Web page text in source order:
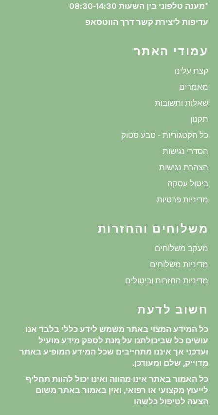
*מענה טלפוני בין השעות 08:30-14:30
עדיפות ליצירת קשר דרך הווטסאפ
עמודי האתר
קצת עלינו
מאמרים
שאלות ותשובות
תקנון
כל הקטגוריות - טבע סטוק
הסדרי נגישות
הצהרת נגישות
ביטול עסקה
מדיניות פרטיות
משלוחים והחזרות
מעקב משלוחים
מדיניות משלוחים
מדיניות החזרות וביטולים
חשוב לדעת
כל המידע המצוי באתר משמש לידע כללי בלבד אנו
עושים כל שביכולתנו על מנת לספק מידע מועיל
ועדכני אך איננו מתחייבים שכל המידע המופיע באתר
מדוייק, שלם ומעודכן.
כל האמור באתר אינו מהווה ואינו יכול להוות תחליף
לייעוץ מקצועי או רפואי, ואין באמור באתר משום
הצעה לטיפול כלשהו